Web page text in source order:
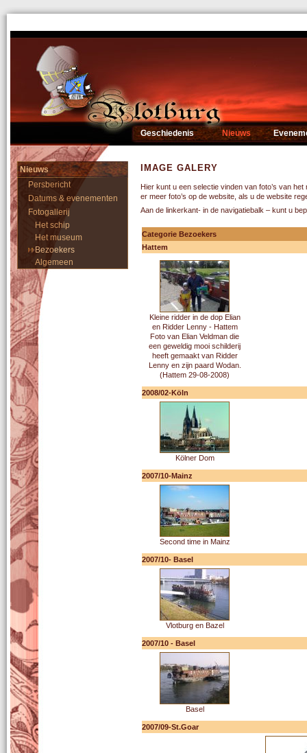
Geschiedenis Nieuws
Nieuws
Persbericht
Datums & evenementen
Fotogallerij
Het schip
Het museum
Bezoekers
Algemeen
IMAGE GALERY
Hier kunt u een selectie vinden van foto’s van
er meer foto’s op de website, als u de website
Aan de linkerkant- in de navigatiebalk – kunt u
Categorie Bezoekers
Hattem
Kleine ridder in de dop Elian
en Ridder Lenny - Hattem
Foto van Elian Veldman die
een geweldig mooi schilderij
heeft gemaakt van Ridder
Lenny en zijn paard Wodan.
(Hattem 29-08-2008)
2008/02-Köln
Kölner Dom
2007/10-Mainz
Second time in Mainz
2007/10- Basel
Vlotburg en Bazel
2007/10 - Basel
Basel
2007/09-St.Goar